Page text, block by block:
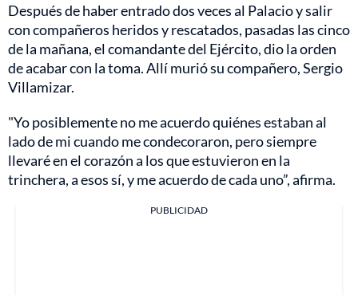
Después de haber entrado dos veces al Palacio y salir
con compañeros heridos y rescatados, pasadas las cinco
de la mañana, el comandante del Ejército, dio la orden
de acabar con la toma. Allí murió su compañero, Sergio
Villamizar.
"Yo posiblemente no me acuerdo quiénes estaban al
lado de mi cuando me condecoraron, pero siempre
llevaré en el corazón a los que estuvieron en la
trinchera, a esos sí, y me acuerdo de cada uno”, afirma.
PUBLICIDAD